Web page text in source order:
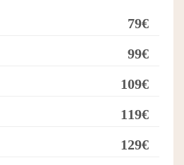
79€
99€
109€
119€
129€